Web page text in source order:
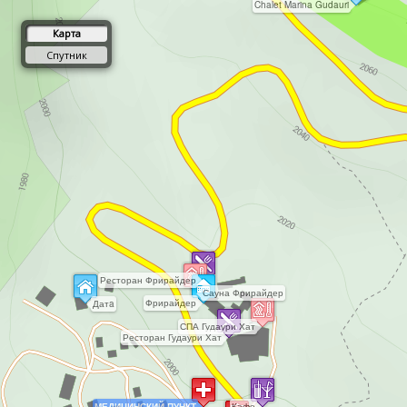
Фрирайдер
Датa
Chalet Marina Gudauri
СПА Гудаури Хат
Сауна Фрирайдер
Ресторан Фрирайдер
Ресторан Гудаури Хат
Карта
Спутник